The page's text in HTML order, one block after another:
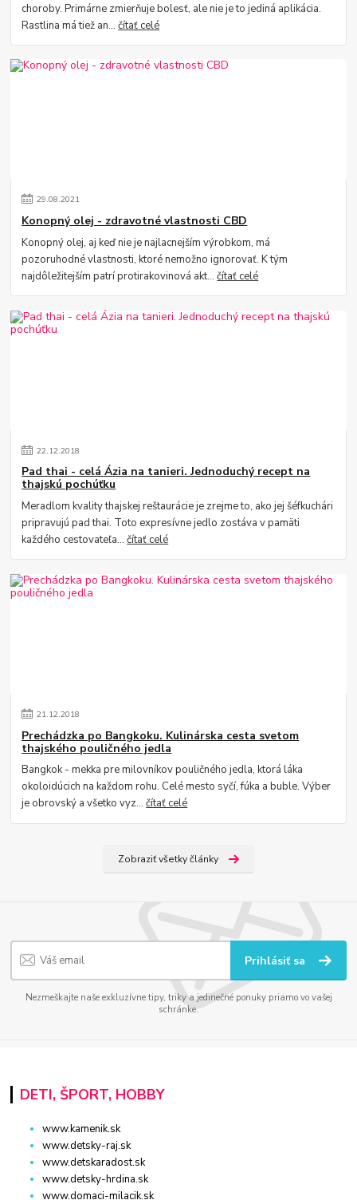
choroby. Primárne zmierňuje bolesť, ale nie je to jediná aplikácia.
Rastlina má tiež an...čítať celé
29.08.2021
Konopný olej - zdravotné vlastnosti CBD
Konopný olej, aj keď nie je najlacnejším výrobkom, má
pozoruhodné vlastnosti, ktoré nemožno ignorovať. K tým
najdôležitejším patrí protirakovinová akt...čítať celé
22.12.2018
Pad thai - celá Ázia na tanieri. Jednoduchý recept na
thajskú pochúťku
Meradlom kvality thajskej reštaurácie je zrejme to, ako jej šéfkuchári
pripravujú pad thai. Toto expresívne jedlo zostáva v pamäti
každého cestovateľa...čítať celé
21.12.2018
Prechádzka po Bangkoku. Kulinárska cesta svetom
thajského pouličného jedla
Bangkok - mekka pre milovníkov pouličného jedla, ktorá láka
okoloidúcich na každom rohu. Celé mesto syčí, fúka a buble. Výber
je obrovský a všetko vyz...čítať celé
Zobraziť všetky články
Prihlásiť sa
Nezmeškajte naše exkluzívne tipy, triky a jedinečné ponuky priamo vo vašej
schránke.
DETI, ŠPORT, HOBBY
www.kamenik.sk
www.detsky-raj.sk
www.detskaradost.sk
www.detsky-hrdina.sk
www.domaci-milacik.sk